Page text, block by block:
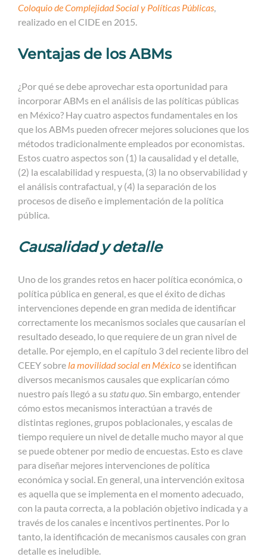
Coloquio de Complejidad Social y Políticas Públicas,
realizado en el CIDE en 2015.
Ventajas de los ABMs
¿Por qué se debe aprovechar esta oportunidad para
incorporar ABMs en el análisis de las políticas públicas
en México? Hay cuatro aspectos fundamentales en los
que los ABMs pueden ofrecer mejores soluciones que los
métodos tradicionalmente empleados por economistas.
Estos cuatro aspectos son (1) la causalidad y el detalle,
(2) la escalabilidad y respuesta, (3) la no observabilidad y
el análisis contrafactual, y (4) la separación de los
procesos de diseño e implementación de la política
pública.
Causalidad y detalle
Uno de los grandes retos en hacer política económica, o
política pública en general, es que el éxito de dichas
intervenciones depende en gran medida de identificar
correctamente los mecanismos sociales que causarían el
resultado deseado, lo que requiere de un gran nivel de
detalle. Por ejemplo, en el capítulo 3 del reciente libro del
CEEY sobre la movilidad social en México se identifican
diversos mecanismos causales que explicarían cómo
nuestro país llegó a su statu quo. Sin embargo, entender
cómo estos mecanismos interactúan a través de
distintas regiones, grupos poblacionales, y escalas de
tiempo requiere un nivel de detalle mucho mayor al que
se puede obtener por medio de encuestas. Esto es clave
para diseñar mejores intervenciones de política
económica y social. En general, una intervención exitosa
es aquella que se implementa en el momento adecuado,
con la pauta correcta, a la población objetivo indicada y a
través de los canales e incentivos pertinentes. Por lo
tanto, la identificación de mecanismos causales con gran
detalle es ineludible.